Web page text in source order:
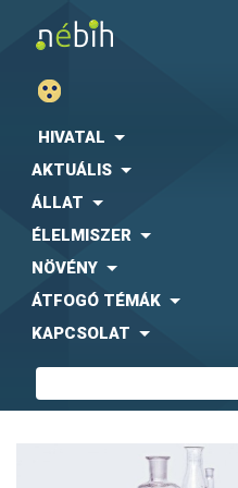
HIVATAL
AKTUÁLIS
ÁLLAT
ÉLELMISZER
NÖVÉNY
ÁTFOGÓ TÉMÁK
KAPCSOLAT